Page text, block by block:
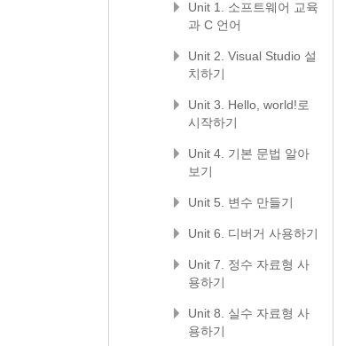
Unit 1. 소프트웨어 교육
과 C 언어
Unit 2. Visual Studio 설
치하기
Unit 3. Hello, world!로
시작하기
Unit 4. 기본 문법 알아
보기
Unit 5. 변수 만들기
Unit 6. 디버거 사용하기
Unit 7. 정수 자료형 사
용하기
Unit 8. 실수 자료형 사
용하기